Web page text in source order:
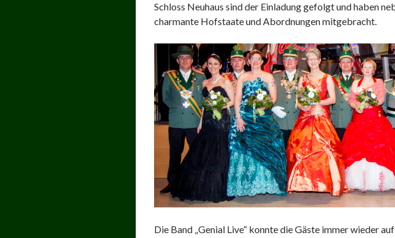
Schloss Neuhaus sind der Einladung gefolgt und haben
charmante Hofstaate und Abordnungen mitgebracht.
Die Band „Genial Live“ konnte die Gäste immer wieder